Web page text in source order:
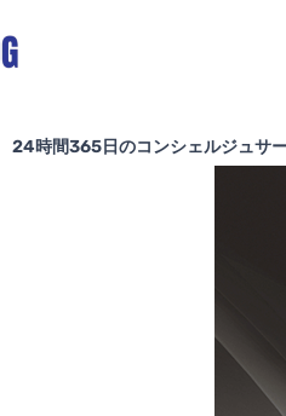
24時間365日のコンシェルジュサ